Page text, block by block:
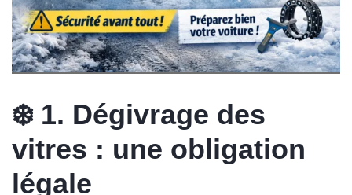
❄️ 1. Dégivrage des
vitres : une obligation
légale